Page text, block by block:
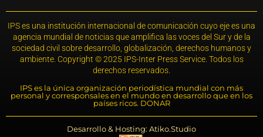
IPS es una institución internacional de comunicación cuyo eje es una
agencia mundial de noticias que amplifica las voces del Sur y de la
sociedad civil sobre desarrollo, globalización, derechos humanos y
ambiente. Copyright © 2025 IPS-Inter Press Service. Todos los
derechos reservados.
IPS es la única organización periodística mundial con más
personal y corresponsales en el mundo en desarrollo que en los
países ricos. DONAR
Desarrollo & Hosting: Atiko.Studio